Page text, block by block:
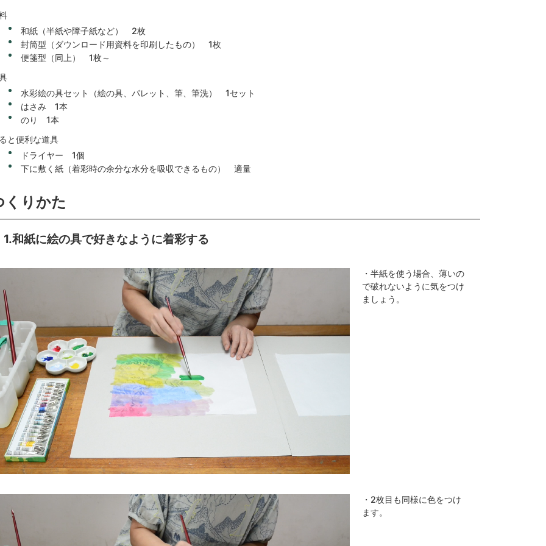
和紙（半紙や障子紙など） 2枚
封筒型（ダウンロード用資料を印刷したもの） 1枚
便箋型（同上） 1枚～
水彩絵の具セット（絵の具、パレット、筆、筆洗） 1セット
はさみ 1本
のり 1本
と便利な道具
ドライヤー 1個
下に敷く紙（着彩時の余分な水分を吸収できるもの） 適量
くりかた
1.和紙に絵の具で好きなように着彩する
・半紙を使う場合、薄いの
で破れないように気をつけ
ましょう。
・2枚目も同様に色をつけ
ます。